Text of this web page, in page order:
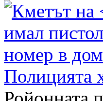
Полицията